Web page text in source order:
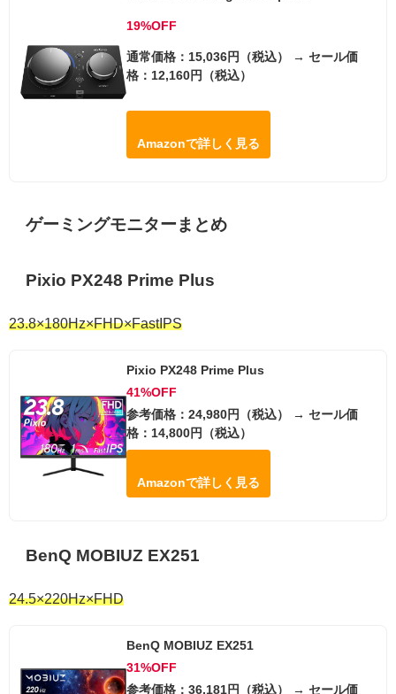
19%OFF
通常価格：15,036円（税込） → セール価
格：12,160円（税込）
Amazonで詳しく見る
ゲーミングモニターまとめ
Pixio PX248 Prime Plus
23.8×180Hz×FHD×FastIPS
Pixio PX248 Prime Plus
41%OFF
参考価格：24,980円（税込） → セール価
格：14,800円（税込）
Amazonで詳しく見る
BenQ MOBIUZ EX251
24.5×220Hz×FHD
BenQ MOBIUZ EX251
31%OFF
参考価格：36,181円（税込） → セール価